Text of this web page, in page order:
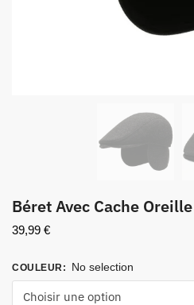
Béret Avec Cache Oreille
39,99 €
COULEUR: No selection